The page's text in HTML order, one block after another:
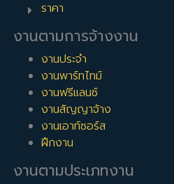
ราคา
งานตามการจ้างงาน
งานประจำ
งานพาร์ทไทม์
งานฟรีแลนซ์
งานสัญญาจ้าง
งานเอาท์ซอร์ส
ฝึกงาน
งานตามประเภทงาน